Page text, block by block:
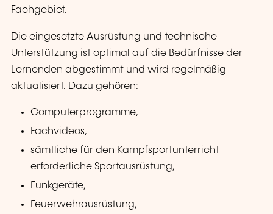
Fachgebiet.
Die eingesetzte Ausrüstung und technische
Unterstützung ist optimal auf die Bedürfnisse der
Lernenden abgestimmt und wird regelmäßig
aktualisiert. Dazu gehören:
Computerprogramme,
Fachvideos,
sämtliche für den Kampfsportunterricht
erforderliche Sportausrüstung,
Funkgeräte,
Feuerwehrausrüstung,